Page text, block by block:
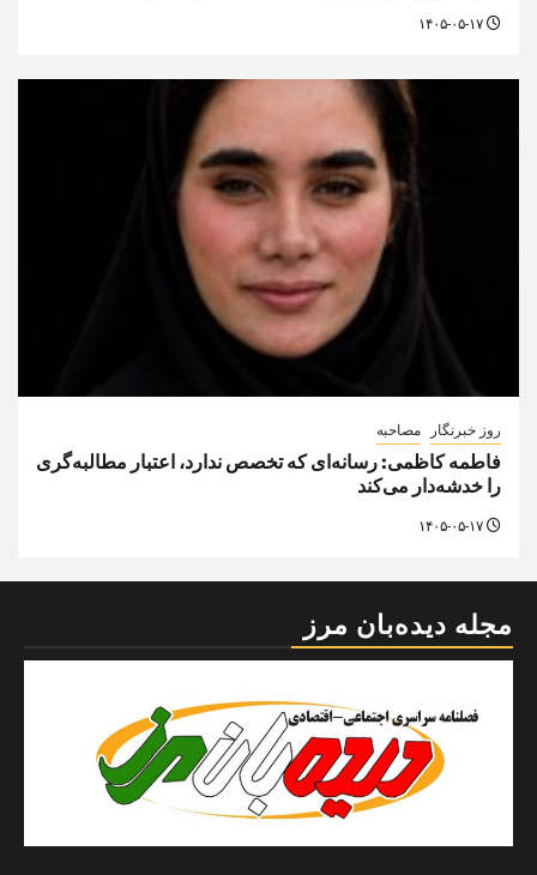
روز خبرنگار مصاحبه
فاطمه کاظمی: رسانه‌ای که تخصص ندارد، اعتبار مطالبه‌گری
را خدشه‌دار می‌کند
مجله دیده‌بان مرز